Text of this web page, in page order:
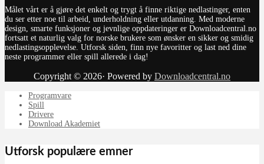
Målet vårt er å gjøre det enkelt og trygt å finne riktige nedlastinger, enten
du ser etter noe til arbeid, underholdning eller utdanning. Med moderne
design, smarte funksjoner og jevnlige oppdateringer er Downloadcentral.no
fortsatt et naturlig valg for norske brukere som ønsker en sikker og smidig
nedlastingsopplevelse. Utforsk siden, finn nye favoritter og last ned dine
neste programmer eller spill allerede i dag!
Copyright © 2026· Powered by Downloadcentral.no
Programvare
Spill
Drivere
Download Akademiet
Utforsk populære emner